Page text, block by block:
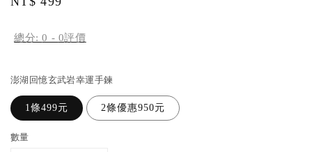
總分:0 - 0評價
澎湖回憶玄武岩幸運手鍊
1條499元 2條優惠950元
數量